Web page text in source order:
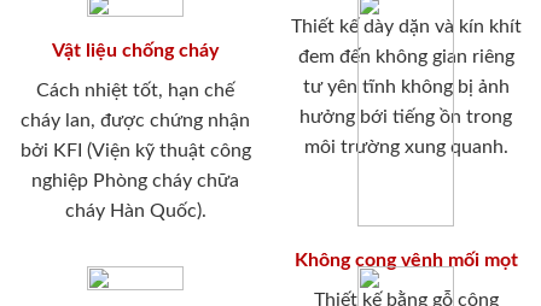
Thiết kế dày dặn và kín khít
đem đến không gian riêng
tư yên tĩnh không bị ảnh
hưởng bới tiếng ồn trong
môi trường xung quanh.
Vật liệu chống cháy
Cách nhiệt tốt, hạn chế
cháy lan, được chứng nhận
bởi KFI (Viện kỹ thuật công
nghiệp Phòng cháy chữa
cháy Hàn Quốc).
Không cong vênh mối mọt
Thiết kế bằng gỗ công